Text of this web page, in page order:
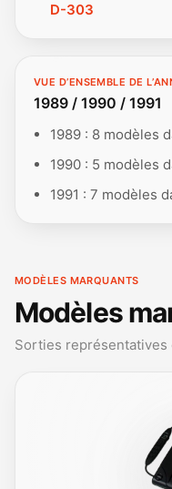
D-303
VUE D’ENSEMBLE DE
1989 / 1990 / 1991
1989 : 8 modèles
1990 : 5 modèles
1991 : 7 modèles
MODÈLES MARQUANTS
Modèles
Sorties représentatives